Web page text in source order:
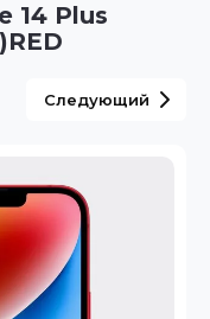
14 Plus
Следующий